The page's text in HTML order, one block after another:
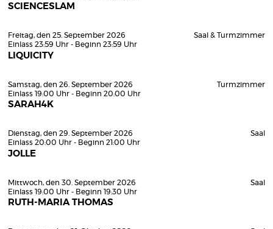
SCIENCESLAM
Freitag, den 25. September 2026
Einlass 23:59 Uhr - Beginn 23:59 Uhr
LIQUICITY
Saal & Turmzimmer
Samstag, den 26. September 2026
Einlass 19:00 Uhr - Beginn 20:00 Uhr
SARAH4K
Turmzimmer
Dienstag, den 29. September 2026
Einlass 20:00 Uhr - Beginn 21:00 Uhr
JOLLE
Saal
Mittwoch, den 30. September 2026
Einlass 19:00 Uhr - Beginn 19:30 Uhr
RUTH-MARIA THOMAS
Saal